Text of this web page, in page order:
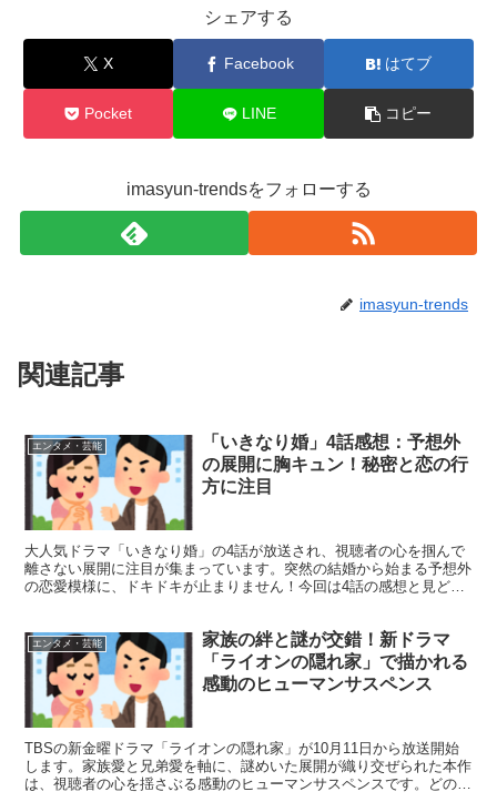
シェアする
X Facebook はてブ
Pocket LINE コピー
imasyun-trendsをフォローする
imasyun-trends
関連記事
エンタメ・芸能
「いきなり婚」4話感想：予想外
の展開に胸キュン！秘密と恋の行
方に注目
大人気ドラマ「いきなり婚」の4話が放送され、視聴者の心を掴んで
離さない展開に注目が集まっています。突然の結婚から始まる予想外
の恋愛模様に、ドキドキが止まりません！今回は4話の感想と見どこ
エンタメ・芸能
家族の絆と謎が交錯！新ドラマ
「ライオンの隠れ家」で描かれる
感動のヒューマンサスペンス
TBSの新金曜ドラマ「ライオンの隠れ家」が10月11日から放送開始
します。家族愛と兄弟愛を軸に、謎めいた展開が織り交ぜられた本作
は、視聴者の心を揺さぶる感動のヒューマンサスペンスです。どのよ